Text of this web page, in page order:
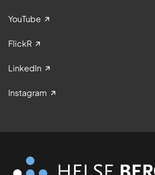
YouTube
FlickR
LinkedIn
Instagram